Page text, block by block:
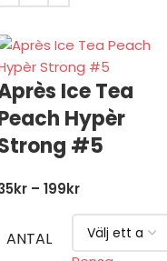
Ice Tea
Hypèr
#5
kr – 199kr
ANTAL